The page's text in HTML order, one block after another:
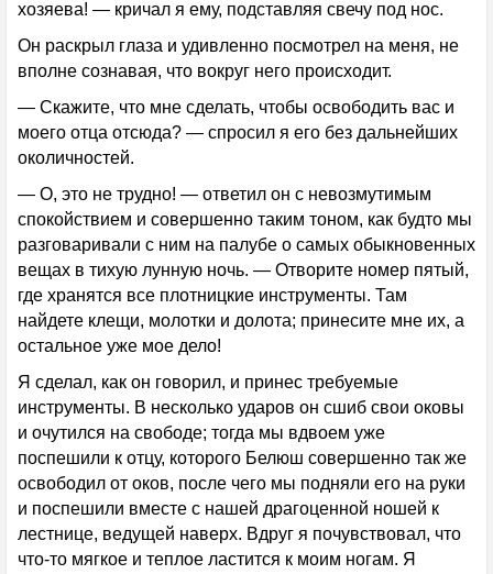
хозяева! — кричал я ему, подставляя свечу под нос.
Он раскрыл глаза и удивленно посмотрел на меня, не
вполне сознавая, что вокруг него происходит.
— Скажите, что мне сделать, чтобы освободить вас и
моего отца отсюда? — спросил я его без дальнейших
околичностей.
— О, это не трудно! — ответил он с невозмутимым
спокойствием и совершенно таким тоном, как будто мы
разговаривали с ним на палубе о самых обыкновенных
вещах в тихую лунную ночь. — Отворите номер пятый,
где хранятся все плотницкие инструменты. Там
найдете клещи, молотки и долота; принесите мне их, а
остальное уже мое дело!
Я сделал, как он говорил, и принес требуемые
инструменты. В несколько ударов он сшиб свои оковы
и очутился на свободе; тогда мы вдвоем уже
поспешили к отцу, которого Белюш совершенно так же
освободил от оков, после чего мы подняли его на руки
и поспешили вместе с нашей драгоценной ношей к
лестнице, ведущей наверх. Вдруг я почувствовал, что
что-то мягкое и теплое ластится к моим ногам. Я